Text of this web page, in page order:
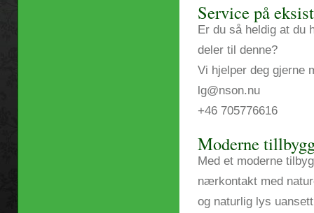
Service på
Er du så heldig at du
deler til denne?
Vi hjelper deg gjerne
lg@nson.nu
+46 705776616
Moderne
Med et moderne
nærkontakt med
og naturlig lys